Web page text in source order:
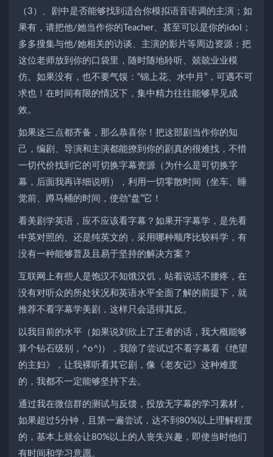
（3）、剧中是否能够找到适合你模拟语音语调的主演；如
果有，请把他/她当作你的Teacher、甚至可以是你的idol；
多多搜集与他/她相关的访谈、主演的影片等周边资源；把
这位老师放到你的口袋里，随时随地聆听、兢兢业业模
仿。如果没有，也不要气馁：“锦上花、水中月”，可遇不可
求也！在时间有限的情况下，集中精力往往能够早见成
效。
如果这三点都齐备，那么恭喜你！把这部剧当作你的知
己，编剧、导演和主演都能撩到你的剧真的很难找，不惜
一切代价找到它的可切换字幕资源（为什么是可切换字
幕，后面我再详细说明），利用一切零散时间（坐车、睡
觉前、蹲马桶的时间，使劲“盘”它！
看美剧学英语，应不应该看字幕？如果开字幕学，是先看
中英对照的、还是纯英文的，采用哪种顺序比较科学，有
没有一种能够普及且易于坚持的解决方案？
互联网上有些人是饱汉不知饿汉饥，站着说话不腰疼，在
没有对听众的所处状况和英语水平全面了解的前提下，就
推荐不看字幕学美剧，这样只会适得其反。
以我目前的水平（如果说刘欣上了王者的话，我大概能够
算个钻石级别，^o^)），我除了尝试过不看字幕看《绝望
的主妇》，让我裸听看其它剧，像《老友记》这种难度
的，我都不一定能够坚持下去。
通过我在微信群的测试与反馈，投放无字幕的学习素材，
如果超过5分钟，且第一遍尝试，达不到80%以上理解程度
的，基本上就会让80%以上的人丧失兴趣，即使当时他们
有时间和学习意愿。